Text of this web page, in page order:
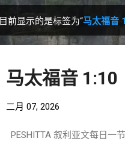
目前显示的是标签为“马太福音
马太福音 1:10
二月 07, 2026
PESHITTA 叙利亚文每日一